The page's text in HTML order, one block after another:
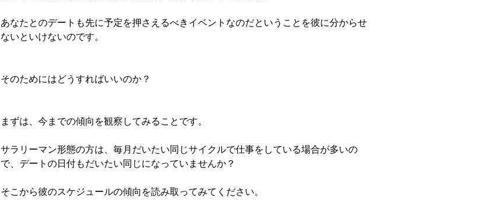
あなたとのデートも先に予定を押さえるべきイベントなのだということを彼に分からせ
ないといけないのです。
そのためにはどうすればいいのか？
まずは、今までの傾向を観察してみることです。
サラリーマン形態の方は、毎月だいたい同じサイクルで仕事をしている場合が多いの
で、デートの日付もだいたい同じになっていませんか？
そこから彼のスケジュールの傾向を読み取ってみてください。